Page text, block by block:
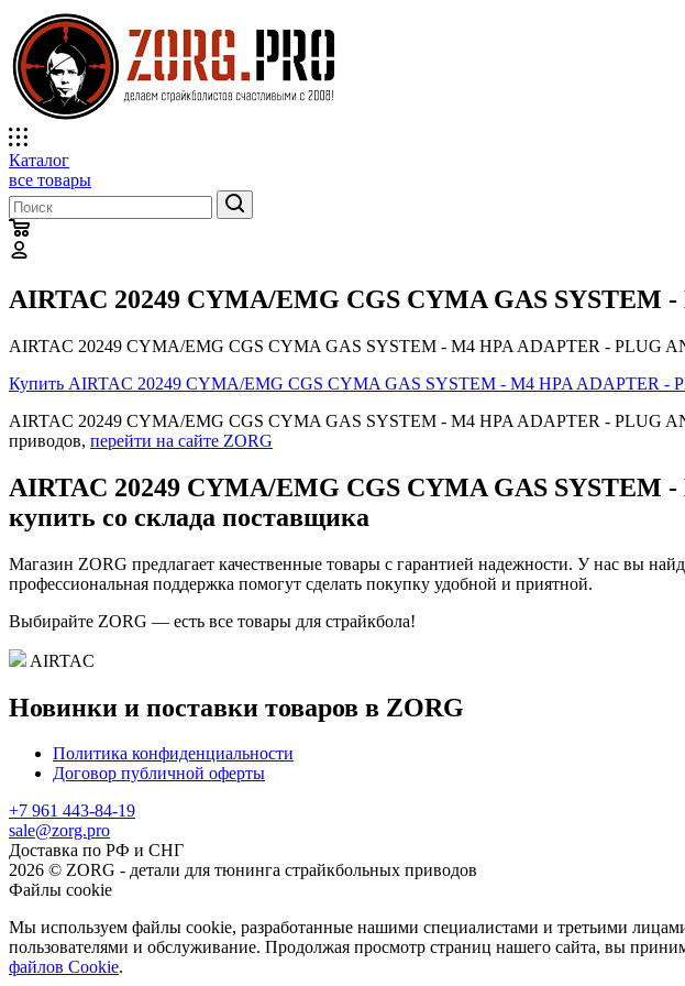
Каталог
все товары
AIRTAC 20249 CYMA/EMG CGS CYMA GAS SYSTEM
AIRTAC 20249 CYMA/EMG CGS CYMA GAS SYSTEM - M4 HPA ADAPTER - PLUG
Купить AIRTAC 20249 CYMA/EMG CGS CYMA GAS SYSTEM - M4 HPA ADAPTER -
AIRTAC 20249 CYMA/EMG CGS CYMA GAS SYSTEM - M4 HPA ADAPTER - PLUG
приводов, перейти на сайте ZORG
AIRTAC 20249 CYMA/EMG CGS CYMA GAS SYSTEM
купить со склада поставщика
Магазин ZORG предлагает качественные товары с гарантией надежности. У нас вы
профессиональная поддержка помогут сделать покупку удобной и приятной.
Выбирайте ZORG — есть все товары для страйкбола!
AIRTAC
Новинки и поставки товаров в ZORG
Политика конфиденциальности
Договор публичной оферты
+7 961 443-84-19
sale@zorg.pro
Доставка по РФ и СНГ
2026 © ZORG - детали для тюнинга страйкбольных приводов
Файлы cookie
Мы используем файлы cookie, разработанные нашими специалистами и третьими
пользователями и обслуживание. Продолжая просмотр страниц нашего сайта, вы
файлов Cookie.